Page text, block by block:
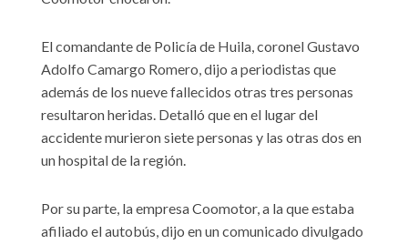
El comandante de Policía de Huila, coronel Gustavo
Adolfo Camargo Romero, dijo a periodistas que
además de los nueve fallecidos otras tres personas
resultaron heridas. Detalló que en el lugar del
accidente murieron siete personas y las otras dos en
un hospital de la región.
Por su parte, la empresa Coomotor, a la que estaba
afiliado el autobús, dijo en un comunicado divulgado